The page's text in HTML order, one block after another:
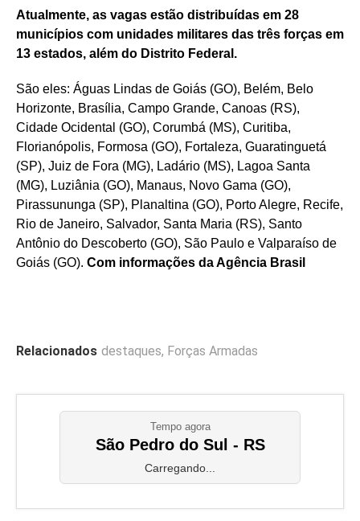
Atualmente, as vagas estão distribuídas em 28
municípios com unidades militares das três forças em
13 estados, além do Distrito Federal.
São eles: Águas Lindas de Goiás (GO), Belém, Belo
Horizonte, Brasília, Campo Grande, Canoas (RS),
Cidade Ocidental (GO), Corumbá (MS), Curitiba,
Florianópolis, Formosa (GO), Fortaleza, Guaratinguetá
(SP), Juiz de Fora (MG), Ladário (MS), Lagoa Santa
(MG), Luziânia (GO), Manaus, Novo Gama (GO),
Pirassununga (SP), Planaltina (GO), Porto Alegre, Recife,
Rio de Janeiro, Salvador, Santa Maria (RS), Santo
Antônio do Descoberto (GO), São Paulo e Valparaíso de
Goiás (GO). Com informações da Agência Brasil
Relacionados destaques, Forças Armadas
Tempo agora
São Pedro do Sul - RS
Carregando...